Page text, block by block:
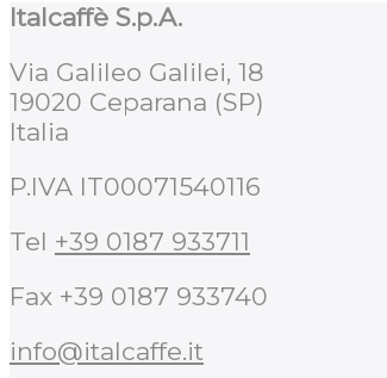
Italcaffè S.p.A.
Via Galileo Galilei, 18
19020 Ceparana (SP)
Italia
P.IVA IT00071540116
Tel +39 0187 933711
Fax +39 0187 933740
info@italcaffe.it